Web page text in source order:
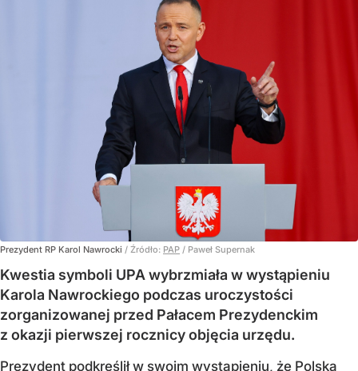
Prezydent RP Karol Nawrocki / Źródło: PAP / Paweł Supernak
Kwestia symboli UPA wybrzmiała w wystąpieniu
Karola Nawrockiego podczas uroczystości
zorganizowanej przed Pałacem Prezydenckim
z okazji pierwszej rocznicy objęcia urzędu.
Prezydent podkreślił w swoim wystąpieniu, że Polska